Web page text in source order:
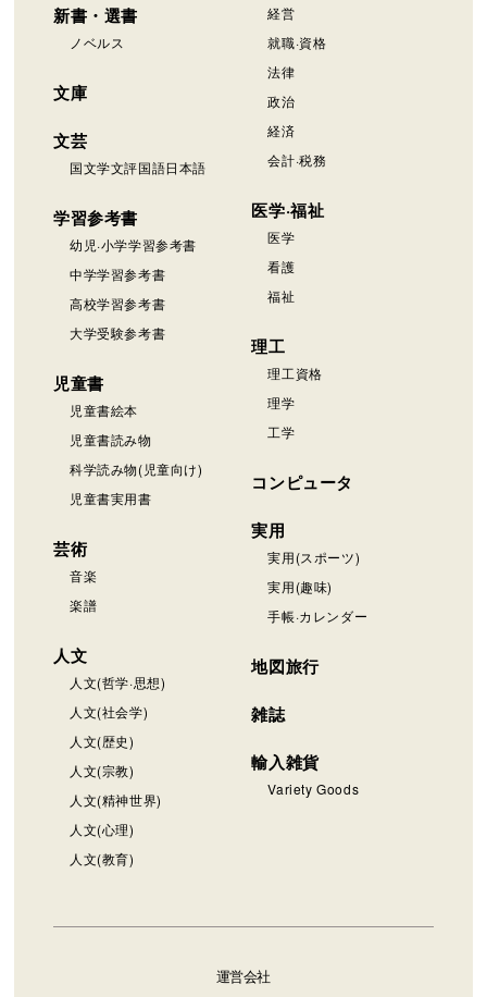
新書・選書
ノベルス
文庫
文芸
国文学文評国語日本語
学習参考書
幼児·小学学習参考書
中学学習参考書
高校学習参考書
大学受験参考書
児童書
児童書絵本
児童書読み物
科学読み物(児童向け)
児童書実用書
芸術
音楽
楽譜
人文
人文(哲学·思想)
人文(社会学)
人文(歴史)
人文(宗教)
人文(精神世界)
人文(心理)
人文(教育)
経営
就職·資格
法律
政治
経済
会計·税務
医学·福祉
医学
看護
福祉
理工
理工資格
理学
工学
コンピュータ
実用
実用(スポーツ)
実用(趣味)
手帳·カレンダー
地図旅行
雑誌
輸入雑貨
Variety Goods
運営会社